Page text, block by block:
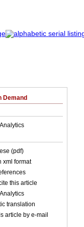
Demand
(pdf)
xml format
this article
translation
article by e-mail